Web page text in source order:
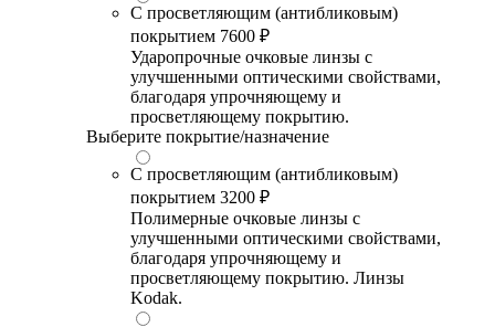
С просветляющим (антибликовым)
покрытием 7600 ₽
Ударопрочные очковые линзы с
улучшенными оптическими свойствами,
благодаря упрочняющему и
просветляющему покрытию.
Выберите покрытие/назначение
С просветляющим (антибликовым)
покрытием 3200 ₽
Полимерные очковые линзы с
улучшенными оптическими свойствами,
благодаря упрочняющему и
просветляющему покрытию. Линзы
Kodak.